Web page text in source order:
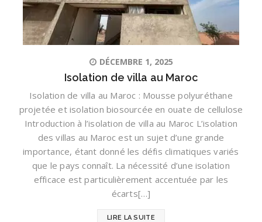
DÉCEMBRE 1, 2025
Isolation de villa au Maroc
Isolation de villa au Maroc : Mousse polyuréthane
projetée et isolation biosourcée en ouate de cellulose
Introduction à l’isolation de villa au Maroc L’isolation
des villas au Maroc est un sujet d’une grande
importance, étant donné les défis climatiques variés
que le pays connaît. La nécessité d’une isolation
efficace est particulièrement accentuée par les
écarts[…]
LIRE LA SUITE